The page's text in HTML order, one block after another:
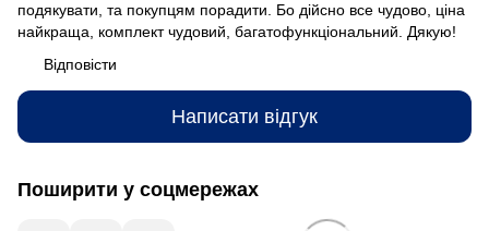
подякувати, та покупцям порадити. Бо дійсно все чудово, ціна
найкраща, комплект чудовий, багатофункціональний. Дякую!
Відповісти
Написати відгук
Поширити у соцмережах